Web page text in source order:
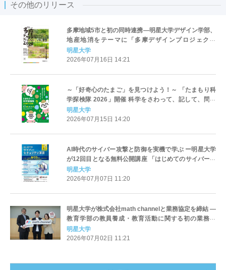
その他のリリース
多摩地域5市と初の同時連携―明星大学デザイン学部、
地産地消をテーマに「多摩デザインプロジェクト
2026」最終発表会を開催
明星大学
2026年07月16日 14:21
～「好奇心のたまご」を見つけよう！～ 「たまもり科
学探検隊 2026」開催 科学をさわって、記して、問い
を持ち帰ろう
明星大学
2026年07月15日 14:20
AI時代のサイバー攻撃と防御を実機で学ぶ ー明星大学
が12回目となる無料公開講座 「はじめてのサイバーセ
キュリティ演習」を開催
明星大学
2026年07月07日 11:20
明星大学が株式会社math channelと業務協定を締結 ―
教育学部の教員養成・教育活動に関する初の業務提
携、「数学のお兄さん」 横山明日希氏と連携
明星大学
2026年07月02日 11:21